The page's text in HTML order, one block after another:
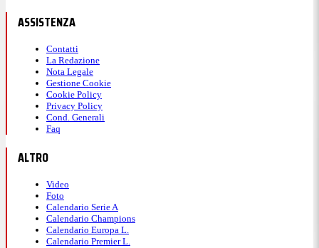
ASSISTENZA
Contatti
La Redazione
Nota Legale
Gestione Cookie
Cookie Policy
Privacy Policy
Cond. Generali
Faq
ALTRO
Video
Foto
Calendario Serie A
Calendario Champions
Calendario Europa L.
Calendario Premier L.